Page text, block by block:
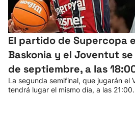
El partido de Supercopa
Baskonia y el Joventut
de septiembre, a las
La segunda semifinal, que jugarán el
tendrá lugar el mismo día, a las 21:00.